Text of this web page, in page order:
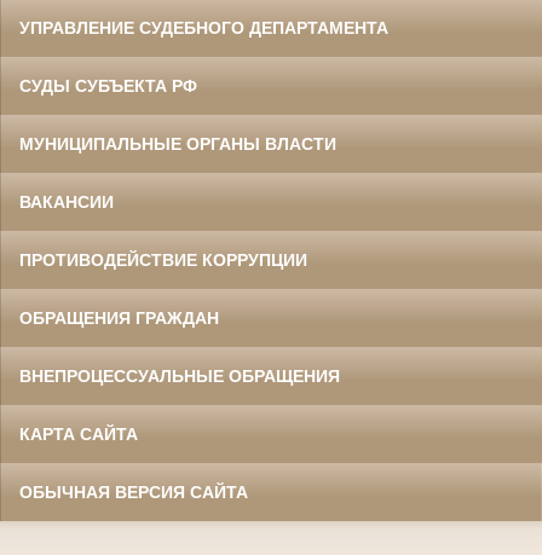
УПРАВЛЕНИЕ СУДЕБНОГО ДЕПАРТАМЕНТА
СУДЫ СУБЪЕКТА РФ
МУНИЦИПАЛЬНЫЕ ОРГАНЫ ВЛАСТИ
ВАКАНСИИ
ПРОТИВОДЕЙСТВИЕ КОРРУПЦИИ
ОБРАЩЕНИЯ ГРАЖДАН
ВНЕПРОЦЕССУАЛЬНЫЕ ОБРАЩЕНИЯ
КАРТА САЙТА
ОБЫЧНАЯ ВЕРСИЯ САЙТА